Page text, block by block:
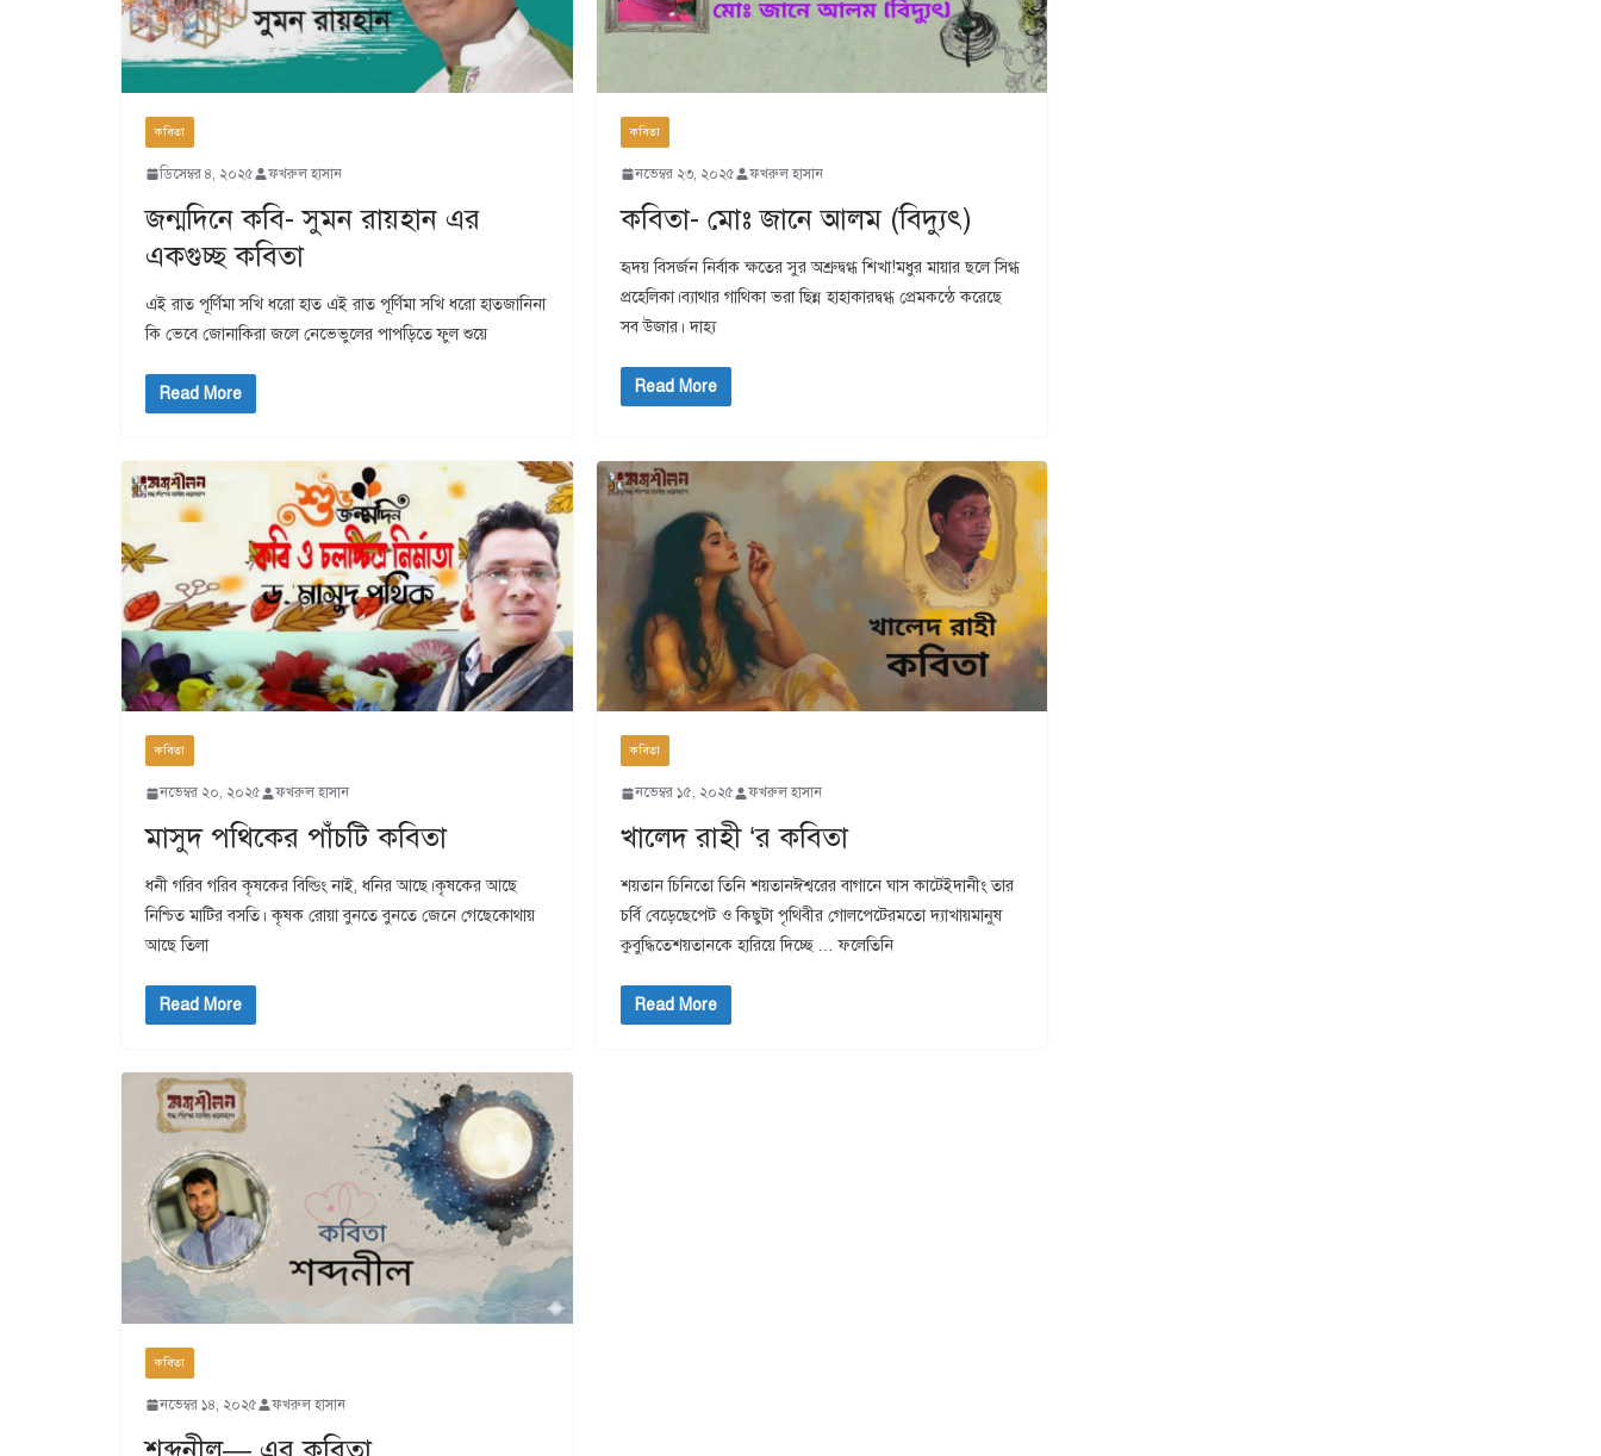
কবিতা
ডিসেম্বর ৪, ২০২৫ ফখরুল হাসান
জন্মদিনে কবি- সুমন রায়হান এর
একগুচ্ছ কবিতা
এই রাত পূর্ণিমা সখি ধরো হাত এই রাত পূর্ণিমা সখি ধরো হাতজানিনা
কি ভেবে জোনাকিরা জলে নেভেভুলের পাপড়িতে ফুল শুয়ে
Read More
কবিতা
নভেম্বর ২৩, ২০২৫ ফখরুল হাসান
কবিতা- মোঃ জানে আলম (বিদ্যুৎ)
হৃদয় বিসর্জন নির্বাক ক্ষ‌তের সুর অশ্রুদ্বগ্ধ শিখা!মধুর মায়ার ছ‌লে সিগ্ধ
প্রহে‌লিকা।ব‌্যাথার গা‌থিকা ভরা ছিন্ন হাহাকারদ্বগ্ধ প্রেমকন্ঠে ক‌রে‌ছে
সব উজার। দাহ‌্য
Read More
কবিতা
নভেম্বর ২০, ২০২৫ ফখরুল হাসান
মাসুদ পথিকের পাঁচটি কবিতা
ধনী গরিব গরিব কৃষকের বিল্ডিং নাই, ধনির আছে।কৃষকের আছে
নিশ্চিত মাটির বসতি। কৃষক রোয়া বুনতে বুনতে জেনে গেছেকোথায়
আছে তিলা
Read More
কবিতা
নভেম্বর ১৫, ২০২৫ ফখরুল হাসান
খালেদ রাহী ‘র কবিতা
শয়তান চিনিতো তিনি শয়তানঈশ্বরের বাগানে ঘাস কাটেইদানীং তার
চর্বি বেড়েছেপেট ও কিছুটা পৃথিবীর গোলপেটেরমতো দ্যাখায়মানুষ
কুবুদ্ধিতেশয়তানকে হারিয়ে দিচ্ছে … ফলেতিনি
Read More
কবিতা
নভেম্বর ১৪, ২০২৫ ফখরুল হাসান